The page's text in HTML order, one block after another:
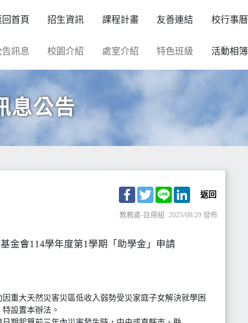
回首頁 招生資訊 課程計畫 友善連結 校行事曆
告訊息 校園介紹 處室介紹 特色班級 活動相簿
息公告
Facebook
TwitterLine LinkedIn
返回
教務處-註冊組 2025/08/29 發佈
金會114學年度第1學期「助學金」申請
重大天然災害災區低收入弱勢受災家庭子女解決就學困
設置本辦法。